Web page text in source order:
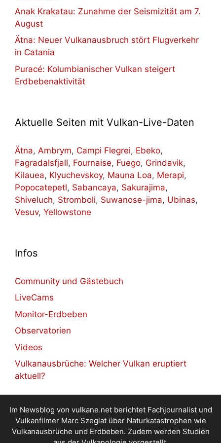
Anak Krakatau: Zunahme der Seismizität am 7.
August
Ätna: Neuer Vulkanausbruch stört Flugverkehr
in Catania
Puracé: Kolumbianischer Vulkan steigert
Erdbebenaktivität
Aktuelle Seiten mit Vulkan-Live-Daten
Ätna, Ambrym, Campi Flegrei, Ebeko,
Fagradalsfjall, Fournaise, Fuego, Grindavik,
Kilauea, Klyuchevskoy, Mauna Loa, Merapi,
Popocatepetl, Sabancaya, Sakurajima,
Shiveluch, Stromboli, Suwanose-jima, Ubinas,
Vesuv, Yellowstone
Infos
Community und Gästebuch
LiveCams
Monitor-Erdbeben
Observatorien
Videos
Vulkanausbrüche: Welcher Vulkan eruptiert
aktuell?
Im Newsblog von vulkane.net berichtet Fachjournalist und
Vulkanfilmer Marc Szeglat über Naturkatastrophen wie
Vulkanausbrüche und Erdbeben. Zudem werden Studien